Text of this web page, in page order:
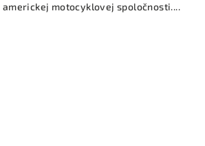
motocyklovej spoločnosti....